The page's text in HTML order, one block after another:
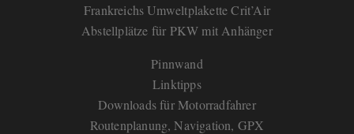
Frankreichs Umweltplakette Crit’Air
Abstellplätze für PKW mit Anhänger
Pinnwand
Linktipps
Downloads für Motorradfahrer
Routenplanung, Navigation, GPX